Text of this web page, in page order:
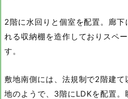
2階に水回りと個室を配置。廊
れる収納棚を造作しておりスペ
す。
敷地南側には、法規制で2階建
地のようで、3階にLDKを配置